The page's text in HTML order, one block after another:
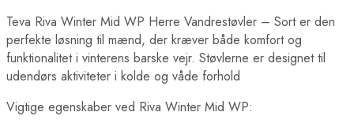
Teva Riva Winter Mid WP Herre Vandrestøvler – Sort er den
perfekte løsning til mænd, der kræver både komfort og
funktionalitet i vinterens barske vejr. Støvlerne er designet til
udendørs aktiviteter i kolde og våde forhold
Vigtige egenskaber ved Riva Winter Mid WP: